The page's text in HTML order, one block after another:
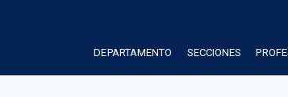
DEPARTAMENTO SECCIONES